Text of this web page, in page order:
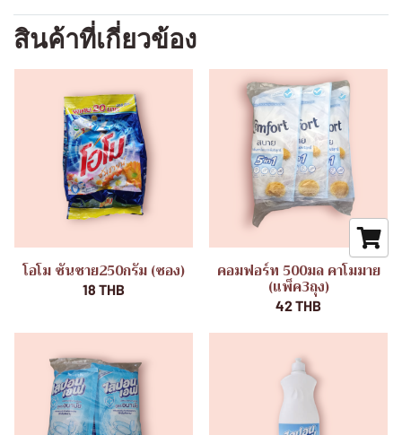
สินค้าที่เกี่ยวข้อง
โอโม ซันชาย250กรัม (ซอง)
18 THB
คอมฟอร์ท 500มล คาโมมาย
(แพ็ค3ถุง)
42 THB